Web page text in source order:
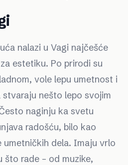
nalazi u Vagi najčešće
estetiku. Po prirodi su
vole lepu umetnost i
nešto lepo svojim
naginju ka svetu
radošću, bilo kao
dela. Imaju vrlo
što rade – od muzike,